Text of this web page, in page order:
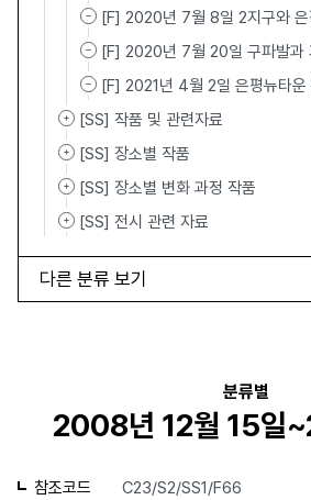
[F] 2020년 7월 8일 2지구와 은
[F] 2020년 7월 20일 구파발과
[F] 2021년 4월 2일 은평뉴타운
[SS] 작품 및 관련자료
[SS] 장소별 작품
[SS] 장소별 변화 과정 작품
[SS] 전시 관련 자료
다른 분류 보기
분류별
2008년 12월 15일
참조코드 C23/S2/SS1/F66